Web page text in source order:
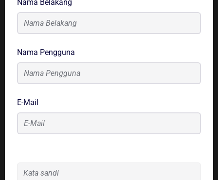
Nama Belakang
Nama Pengguna
E-Mail